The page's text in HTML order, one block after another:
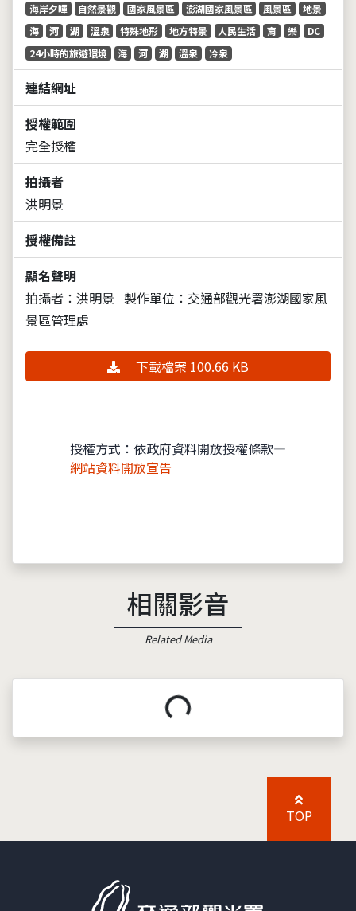
海岸夕暉 自然景觀 國家風景區 澎湖國家風景區 風景區
地景
海
河 湖 溫泉 特殊地形 地方特景 人民生活 育 樂
DC
24小時的旅遊環境
海 河 湖 溫泉 冷泉
連結網址
授權範圍
完全授權
拍攝者
洪明景
授權備註
顯名聲明
拍攝者：洪明景 製作單位：交通部觀光署澎湖國家風
景區管理處
下載檔案 100.66 KB
授權方式：依政府資料開放授權條款—
網站資料開放宣告
相關影音
Related Media
載入中...
TOP